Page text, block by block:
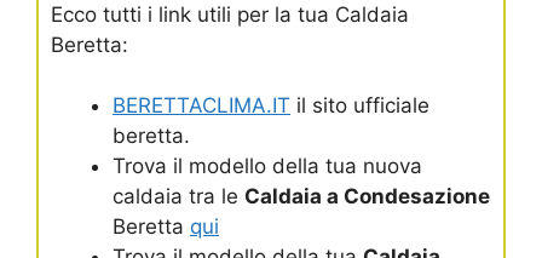
Ecco tutti i link utili per la tua Caldaia
Beretta:
BERETTACLIMA.IT il sito ufficiale
beretta.
Trova il modello della tua nuova
caldaia tra le Caldaia a Condesazione
Beretta qui